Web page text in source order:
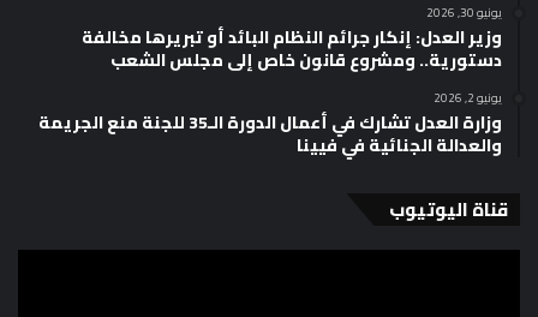
يونيو 30, 2026
وزير العدل: إنكار جرائم النظام البائد أو تبريرها مخالفة
دستورية.. ومشروع قانون خاص إلى مجلس الشعب
يونيو 2, 2026
وزارة العدل تشارك في أعمال الدورة الـ35 للجنة منع الجريمة
والعدالة الجنائية في فيينا
قناة اليوتيوب